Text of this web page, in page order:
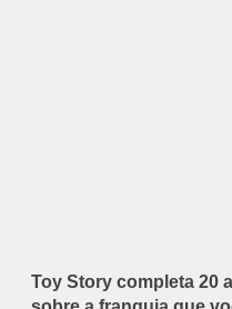
Toy Story completa 20